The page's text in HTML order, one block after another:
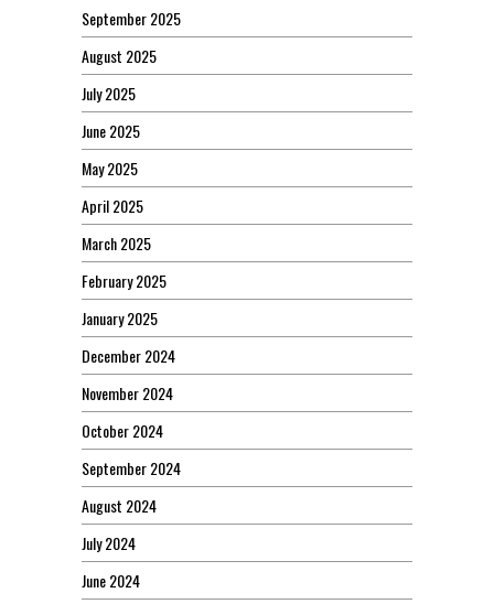
September 2025
August 2025
July 2025
June 2025
May 2025
April 2025
March 2025
February 2025
January 2025
December 2024
November 2024
October 2024
September 2024
August 2024
July 2024
June 2024